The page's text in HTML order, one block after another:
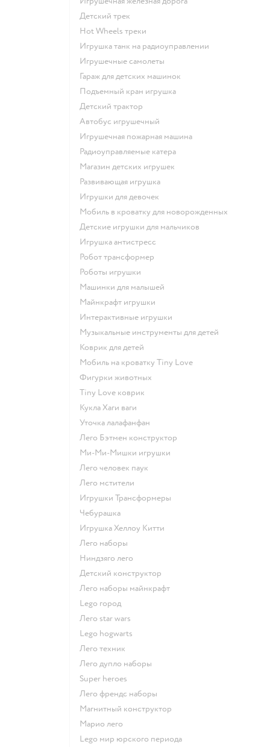
Детский трек
Hot Wheels треки
Игрушка танк на радиоуправлении
Игрушечные самолеты
Гараж для детских машинок
Подъемный кран игрушка
Детский трактор
Автобус игрушечный
Игрушечная пожарная машина
Радиоуправляемые катера
Магазин детских игрушек
Развивающая игрушка
Игрушки для девочек
Мобиль в кроватку для новорожденных
Детские игрушки для мальчиков
Игрушка антистресс
Робот трансформер
Роботы игрушки
Машинки для малышей
Майнкрафт игрушки
Интерактивные игрушки
Музыкальные инструменты для детей
Коврик для детей
Мобиль на кроватку Tiny Love
Фигурки животных
Tiny Love коврик
Кукла Хаги ваги
Уточка лалафанфан
Лего Бэтмен конструктор
Ми-Ми-Мишки игрушки
Лего человек паук
Лего мстители
Игрушки Трансформеры
Чебурашка
Игрушка Хеллоу Китти
Лего наборы
Ниндзяго лего
Детский конструктор
Лего наборы майнкрафт
Lego город
Лего star wars
Lego hogwarts
Лего техник
Лего дупло наборы
Super heroes
Лего френдс наборы
Магнитный конструктор
Марио лего
Lego мир юрского периода